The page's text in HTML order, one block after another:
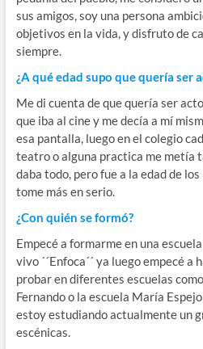
sus amigos, soy una persona
objetivos en la vida, y disfruto de
siempre.
¿A qué edad supo que quería ser
Me di cuenta de que quería ser
que iba al cine y me decía a mí
esa pantalla, luego en el colegio
teatro o alguna practica me metía
daba todo, pero fue a la edad de
tome más en serio.
¿Con quién se formó?
Empecé a formarme en una
vivo ´´Enfoca´´ ya luego empecé
probar en diferentes escuelas como
Fernando o la escuela María
estoy estudiando actualmente un
escénicas.